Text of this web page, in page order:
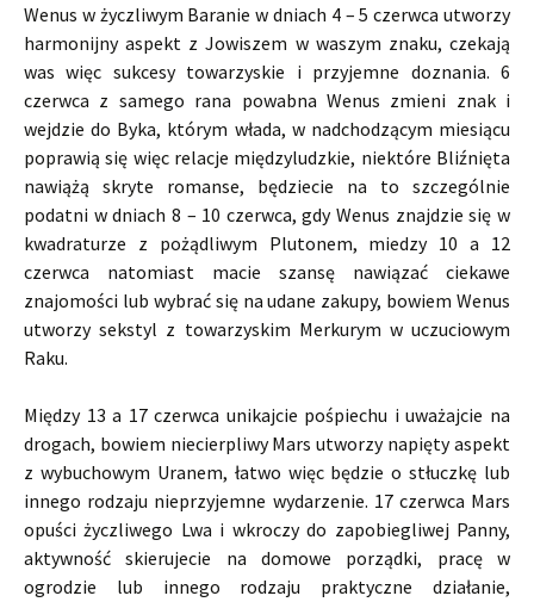
Wenus w życzliwym Baranie w dniach 4 – 5 czerwca utworzy
harmonijny aspekt z Jowiszem w waszym znaku, czekają
was więc sukcesy towarzyskie i przyjemne doznania. 6
czerwca z samego rana powabna Wenus zmieni znak i
wejdzie do Byka, którym włada, w nadchodzącym miesiącu
poprawią się więc relacje międzyludzkie, niektóre Bliźnięta
nawiążą skryte romanse, będziecie na to szczególnie
podatni w dniach 8 – 10 czerwca, gdy Wenus znajdzie się w
kwadraturze z pożądliwym Plutonem, miedzy 10 a 12
czerwca natomiast macie szansę nawiązać ciekawe
znajomości lub wybrać się na udane zakupy, bowiem Wenus
utworzy sekstyl z towarzyskim Merkurym w uczuciowym
Raku.
Między 13 a 17 czerwca unikajcie pośpiechu i uważajcie na
drogach, bowiem niecierpliwy Mars utworzy napięty aspekt
z wybuchowym Uranem, łatwo więc będzie o stłuczkę lub
innego rodzaju nieprzyjemne wydarzenie. 17 czerwca Mars
opuści życzliwego Lwa i wkroczy do zapobiegliwej Panny,
aktywność skierujecie na domowe porządki, pracę w
ogrodzie lub innego rodzaju praktyczne działanie,